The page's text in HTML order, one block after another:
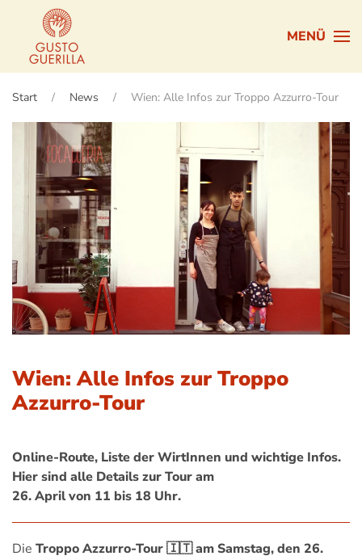
Zum Hauptinhalt springen
MENÜ
Start News Wien: Alle Infos zur Troppo Azzurro-Tour
Wien: Alle Infos zur Troppo
Azzurro-Tour
Online-Route, Liste der WirtInnen und wichtige Infos.
Hier sind alle Details zur Tour am
26. April von 11 bis 18 Uhr.
Die Troppo Azzurro-Tour 🇮🇹 am Samstag, den 26.